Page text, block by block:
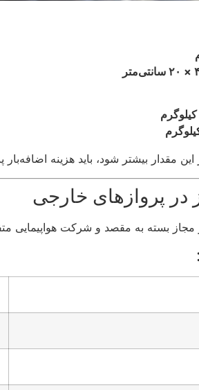
مقدار بیشتر شود، باید هزینه اضافه‌بار پرداخت
در پروازهای خارجی
مجاز بسته به مقصد و شرکت